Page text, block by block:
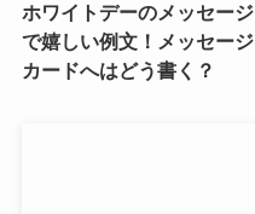
ホワイトデーのメッセージ
で嬉しい例文！メッセージ
カードへはどう書く？